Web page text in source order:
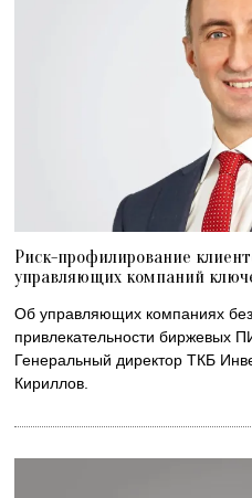
Риск-профилирование
управляющих компаний
Об управляющих компаниях
привлекательности биржевых
Генеральный директор ТКБ
Кириллов.